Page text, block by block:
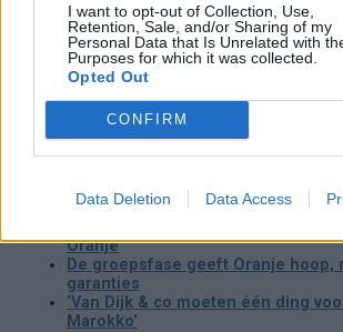
I want to opt-out of Collection, Use,
Retention, Sale, and/or Sharing of my
Personal Data that Is Unrelated with
Purposes for which it was collected.
Opted Out
CONFIRM
Data Deletion Data Access
Gakpo blijft bij de selectie omdat hij daar,
vriendin, zelf voor heeft gekozen. Oranje
zo goed mogelijk te steunen. Niet met
vooral door ruimte te geven, dichtbij te
zelf te laten bepalen wat wel en niet
Lees ook:
Oranje
De groepsfase geeft Oranje hoop,
garanties
‘Van Dijk & co moeten één ding
Marokko’